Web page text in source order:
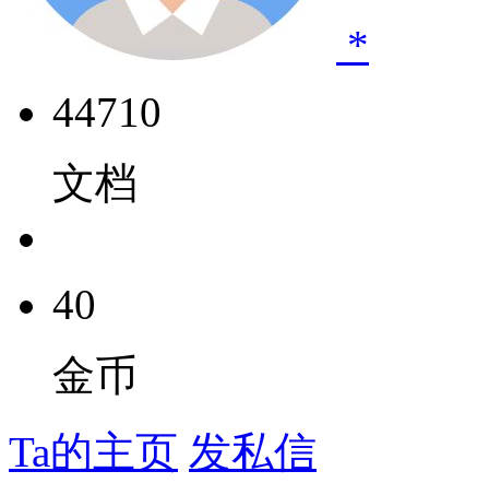
*
44710
文档
40
金币
Ta的主页 发私信